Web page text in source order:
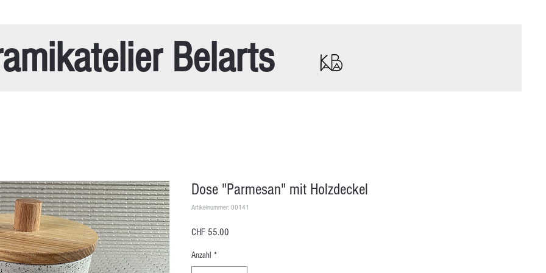
Belarts
Dose "Parmesan" mit Holzdeckel
Artikelnummer: 00141
CHF 55.00
Anzahl *